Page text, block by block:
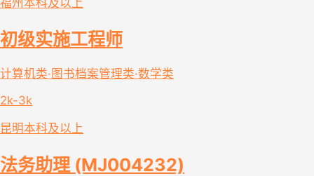
初级实施工程师
计算机类·图书档案管理类·数学类
2k-3k
昆明本科及以上
法务助理 (MJ004232)